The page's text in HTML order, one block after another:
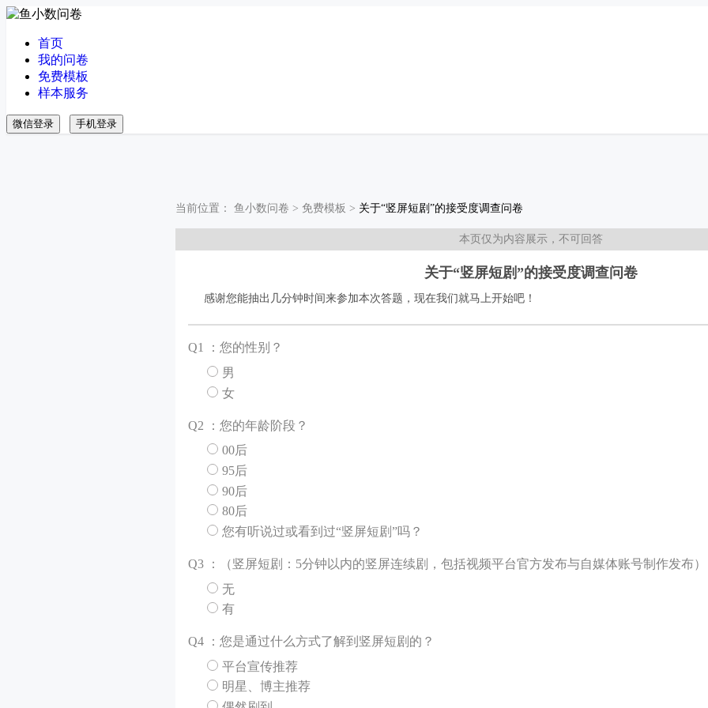
首页
我的问卷
免费模板
样本服务
微信登录 手机登录
当前位置： 鱼小数问卷 > 免费模板 > 关于“竖屏短剧”的接受度调查问卷
本页仅为内容展示，不可回答
关于“竖屏短剧”的接受度调查问卷
感谢您能抽出几分钟时间来参加本次答题，现在我们就马上开始吧！
Q1 ：您的性别？
男
女
Q2 ：您的年龄阶段？
00后
95后
90后
80后
您有听说过或看到过“竖屏短剧”吗？
Q3 ：（竖屏短剧：5分钟以内的竖屏连续剧，包括视频平台官方发布与自媒体账号制作发布）
无
有
Q4 ：您是通过什么方式了解到竖屏短剧的？
平台宣传推荐
明星、博主推荐